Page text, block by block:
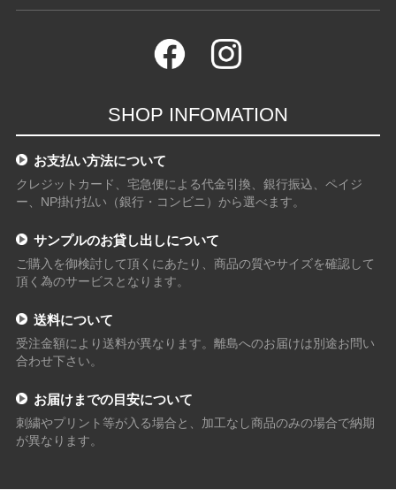
SHOP INFOMATION
お支払い方法について
クレジットカード、宅急便による代金引換、銀行振込、ペイジ
ー、NP掛け払い（銀行・コンビニ）から選べます。
サンプルのお貸し出しについて
ご購入を御検討して頂くにあたり、商品の質やサイズを確認して
頂く為のサービスとなります。
送料について
受注金額により送料が異なります。離島へのお届けは別途お問い
合わせ下さい。
お届けまでの目安について
刺繍やプリント等が入る場合と、加工なし商品のみの場合で納期
が異なります。